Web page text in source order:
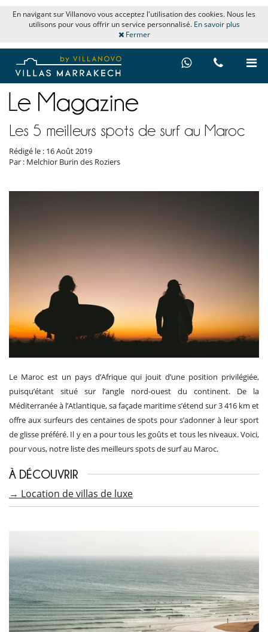
En navigant sur Villanovo vous acceptez l'utilisation des cookies. Nous les
utilisons pour vous offrir un service personnalisé. En savoir plus
Fermer
Les 5 meilleurs spots de surf au Maroc
Rédigé le : 16 Août 2019
Par : Melchior Burin des Roziers
Le Maroc est un pays d’Afrique qui jouit d’une position privilégiée,
puisqu’étant situé sur l’angle nord-ouest du continent. De la
Méditerranée à l’Atlantique, sa façade maritime s’étend sur 3 416 km et
offre aux surfeurs des centaines de spots pour s’adonner à leur sport
de glisse préféré. Il y en a pour tous les goûts et tous les niveaux. Voici,
pour vous, notre liste des meilleurs spots de surf au Maroc.
À DÉCOUVRIR
→ Location de villas de luxe